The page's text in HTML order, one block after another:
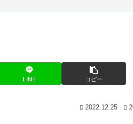
LINE コピー
2022.12.25